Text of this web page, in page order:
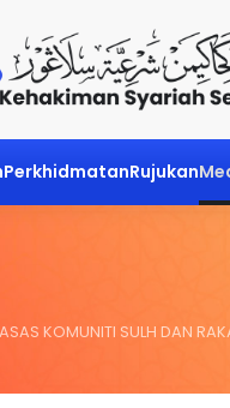
PerkhidmatanRujukan
KOMUNITI SULH DAN